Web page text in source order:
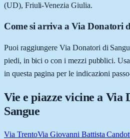
(UD), Friuli-Venezia Giulia.
Come si arriva a Via Donatori
Puoi raggiungere Via Donatori di
piedi, in bici o con i mezzi pubblici.
in questa pagina per le indicazioni
Vie e piazze vicine a Via
Sangue
Via TrentoVia Giovanni Battista